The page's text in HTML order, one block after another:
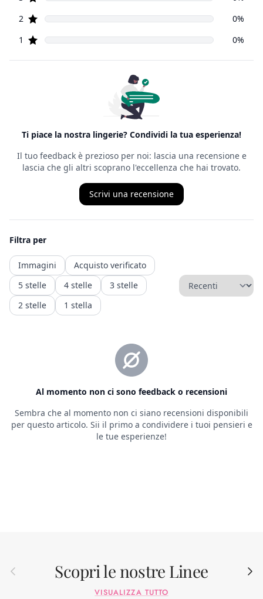
Indietro Scopri le nostre Linee
VISUALIZZA TUTTO